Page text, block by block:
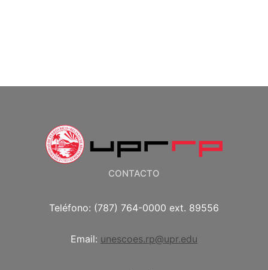
CONTACTO
Teléfono: (787) 764-0000 ext. 89556
Email: unescoes.rp@upr.edu